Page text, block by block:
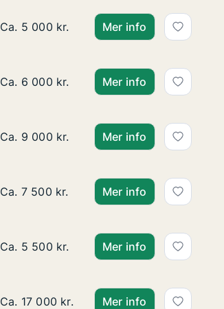
Ca. 35 m2 lägenhet att hyra i Värnamo,
Ca. 5 000 kr. Mer info
Ca. 35 m2 lägenhet att hyra i Värnamo,
Ca. 6 000 kr. Mer info
Ca. 85 m2 lägenhet att hyra i Värnamo,
Ca. 9 000 kr. Mer info
Ca. 85 m2 hus att hyra i Värnamo, Bor,
Ca. 7 500 kr. Mer info
Ca. 45 m2 hus att hyra i Värnamo,
Ca. 5 500 kr. Mer info
Ca. 140 m2 hus att hyra i Värnamo,
Ca. 17 000 kr. Mer info